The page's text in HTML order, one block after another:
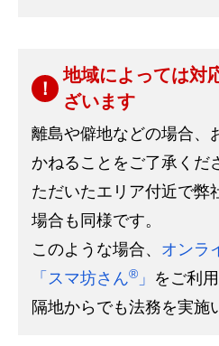
地域によっては対
ざいます
離島や僻地などの場合、
かねることをご了承くだ
ただいたエリア付近で弊
場合も同様です。
このような場合、 オンラ
「スマ坊さん® 」 をご利
隔地からでも法務を実施